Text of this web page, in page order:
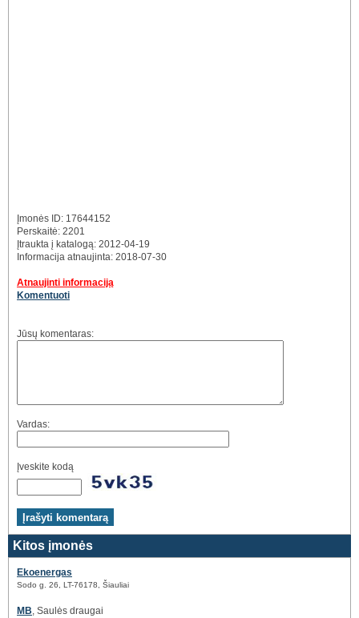
Įmonės ID: 17644152
Perskaitė: 2201
Įtraukta į katalogą: 2012-04-19
Informacija atnaujinta: 2018-07-30
Atnaujinti informaciją
Komentuoti
Jūsų komentaras:
Vardas:
Įveskite kodą
Kitos įmonės
Ekoenergas
Sodo g. 26, LT-76178, Šiauliai
MB, Saulės draugai